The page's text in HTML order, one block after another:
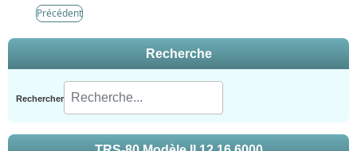
Précédent
Recherche
Rechercher